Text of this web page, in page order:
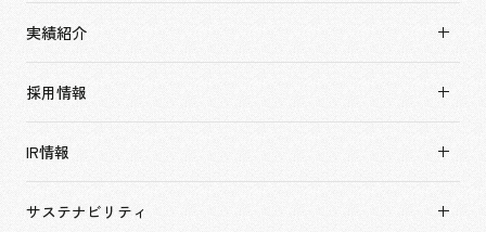
ソーシャルグッド
会社概要・アクセス
役員構成・組織図
実績紹介
アーバン & リテール
ホスピタリティ
コーポレート
採用情報
キャリア採用
IR情報
サステナビリティ